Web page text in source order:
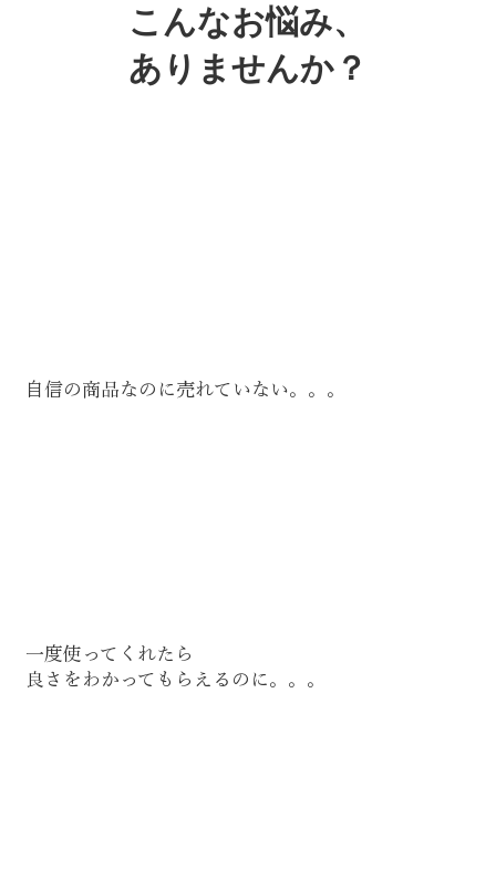
こんなお悩み、
ありませんか？
自信の商品なのに売れていない。。。
一度使ってくれたら
良さをわかってもらえるのに。。。